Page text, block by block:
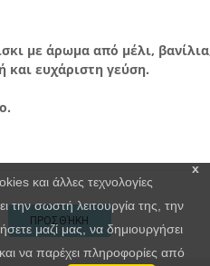
με άρωμα από μέλι,
και ευχάριστη γεύση.
ΠΡΟΣΘΉΚΗ
x
και άλλες τεχνολογίες
την σωστή λειτουργία της, την
μαζί μας, να δημιουργήσει
να παρέχει πληροφορίες από